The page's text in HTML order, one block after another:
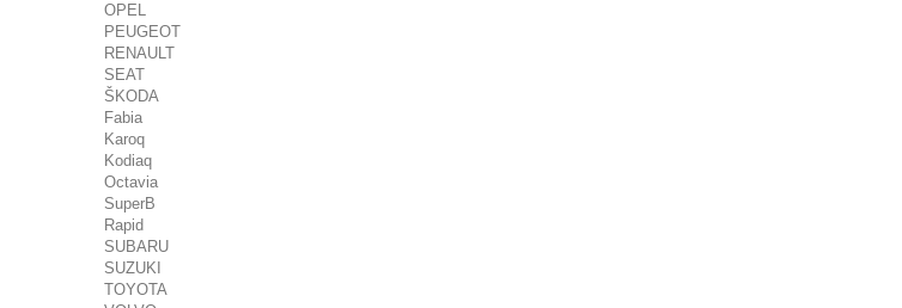
OPEL
PEUGEOT
RENAULT
SEAT
ŠKODA
Fabia
Karoq
Kodiaq
Octavia
SuperB
Rapid
SUBARU
SUZUKI
TOYOTA